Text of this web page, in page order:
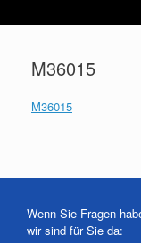
M36015
M36015
Wenn Sie Fragen
wir sind für Sie da: